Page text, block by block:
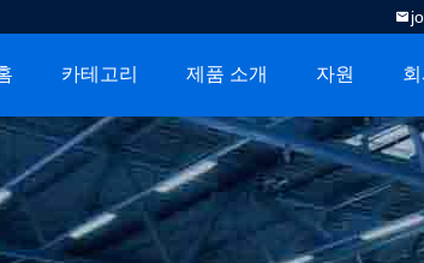
카테고리 제품 소개 자원